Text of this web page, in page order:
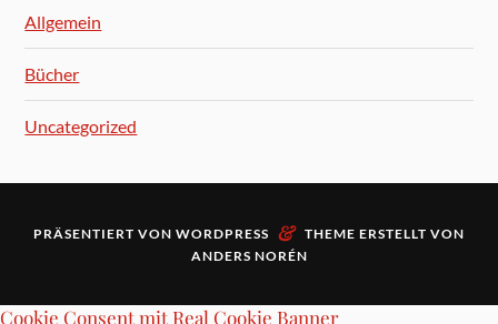
Allgemein
Bücher
Uncategorized
PRÄSENTIERT VON WORDPRESS & THEME ERSTELLT VON
ANDERS NORÉN
Cookie Consent mit Real Cookie Banner